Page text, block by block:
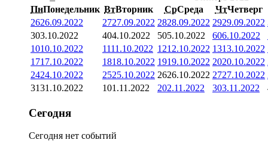
ПнПонедельник ВтВторник СрСреда ЧтЧетверг
2626.09.2022 2727.09.2022 2828.09.2022 2929.09.2022
303.10.2022 404.10.2022 505.10.2022 606.10.2022
1010.10.2022 1111.10.2022 1212.10.2022 1313.10.2022
1717.10.2022 1818.10.2022 1919.10.2022 2020.10.2022
2424.10.2022 2525.10.2022 2626.10.2022 2727.10.2022
3131.10.2022 101.11.2022 202.11.2022 303.11.2022
Сегодня
Сегодня нет событий